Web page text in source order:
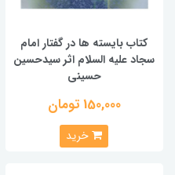
کتاب بایسته ها در گفتار امام
سجاد علیه السلام اثر سیدحسین
حسینی
150,000 تومان
خرید